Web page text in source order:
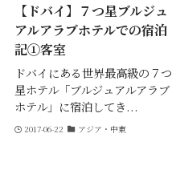
【ドバイ】７つ星ブルジュ
アルアラブホテルでの宿泊
記①客室
ドバイにある世界最高級の７つ
星ホテル「ブルジュアルアラブ
ホテル」に宿泊してき...
2017-06-22 アジア・中東